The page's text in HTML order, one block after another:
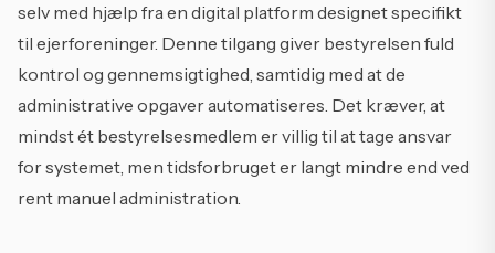
selv med hjælp fra en digital platform designet specifikt
til ejerforeninger. Denne tilgang giver bestyrelsen fuld
kontrol og gennemsigtighed, samtidig med at de
administrative opgaver automatiseres. Det kræver, at
mindst ét bestyrelsesmedlem er villig til at tage ansvar
for systemet, men tidsforbruget er langt mindre end ved
rent manuel administration.